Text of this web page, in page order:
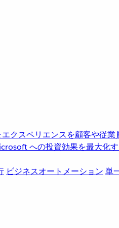
クスペリエンスを顧客や従業
への投資効果を最大化す
ビジネスオートメーション 単